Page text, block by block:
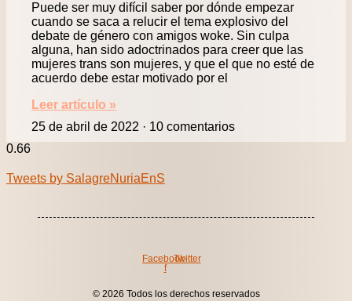
Puede ser muy difícil saber por dónde empezar
cuando se saca a relucir el tema explosivo del
debate de género con amigos woke. Sin culpa
alguna, han sido adoctrinados para creer que las
mujeres trans son mujeres, y que el que no esté de
acuerdo debe estar motivado por el
Leer artículo »
25 de abril de 2022
10 comentarios
Tweets by SalagreNuriaEnS
Facebook-
f
Twitter
© 2026 Todos los derechos reservados